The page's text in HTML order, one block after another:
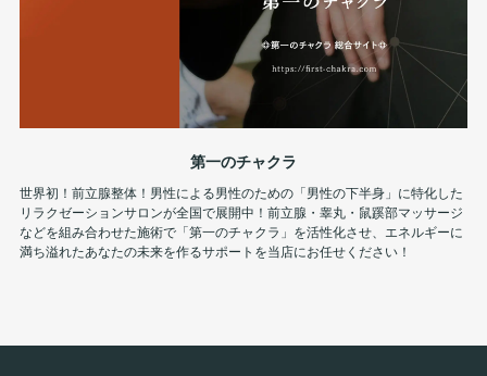
第一のチャクラ
世界初！前立腺整体！男性による男性のための「男性の下半身」に特化した
リラクゼーションサロンが全国で展開中！前立腺・睾丸・鼠蹊部マッサージ
などを組み合わせた施術で「第一のチャクラ」を活性化させ、エネルギーに
満ち溢れたあなたの未来を作るサポートを当店にお任せください！